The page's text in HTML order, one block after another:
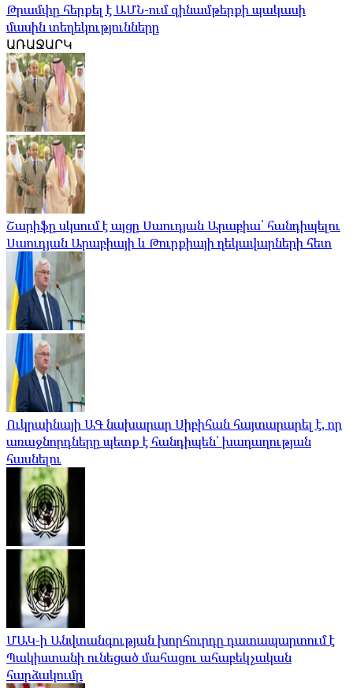
Թրամփը հերքել է ԱՄՆ-ում զինամթերքի պակասի
մասին տեղեկությունները
ԱՌԱՋԱՐԿ
Շարիֆը սկսում է այցը Սաուդյան Արաբիա՝ հանդիպելու
Սաուդյան Արաբիայի և Թուրքիայի ղեկավարների հետ
Ուկրաինայի ԱԳ նախարար Սիբիհան հայտարարել է, որ
առաջնորդները պետք է հանդիպեն՝ խաղաղության
հասնելու
ՄԱԿ-ի Անվտանգության խորհուրդը դատապարտում է
Պակիստանի ունեցած մահացու ահաբեկչական
հարձակումը